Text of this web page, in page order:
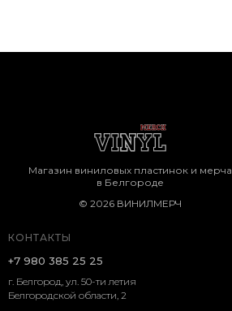
КОНТАКТЫ
г. Белгород, ул. 50-ти летия
Белгородской области, 2
+7 980 385 25 25
Магазин виниловых пластинок и мерча
в Белгороде
© 2026 ВИНИЛМЕРЧ